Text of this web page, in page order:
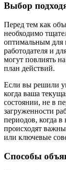
Выбор
Перед тем как
необходимо
оптимальным для
работодателя и
могут повлиять
план действий.
Если вы решили
когда ваша
состоянии, не в
загруженности
периодов, когда
происходят
или ключевые
Способы